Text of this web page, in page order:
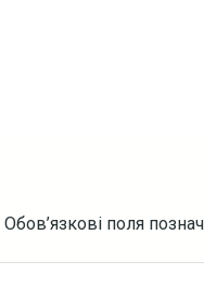
Обов’язкові поля